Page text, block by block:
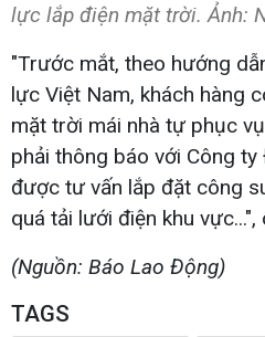
lực lắp điện mặt trời. Ảnh:
"Trước mắt, theo hướng
lực Việt Nam, khách hàng
mặt trời mái nhà tự phục
phải thông báo với Công
được tư vấn lắp đặt công
quá tải lưới điện khu vực...",
(Nguồn: Báo Lao Động)
TAGS